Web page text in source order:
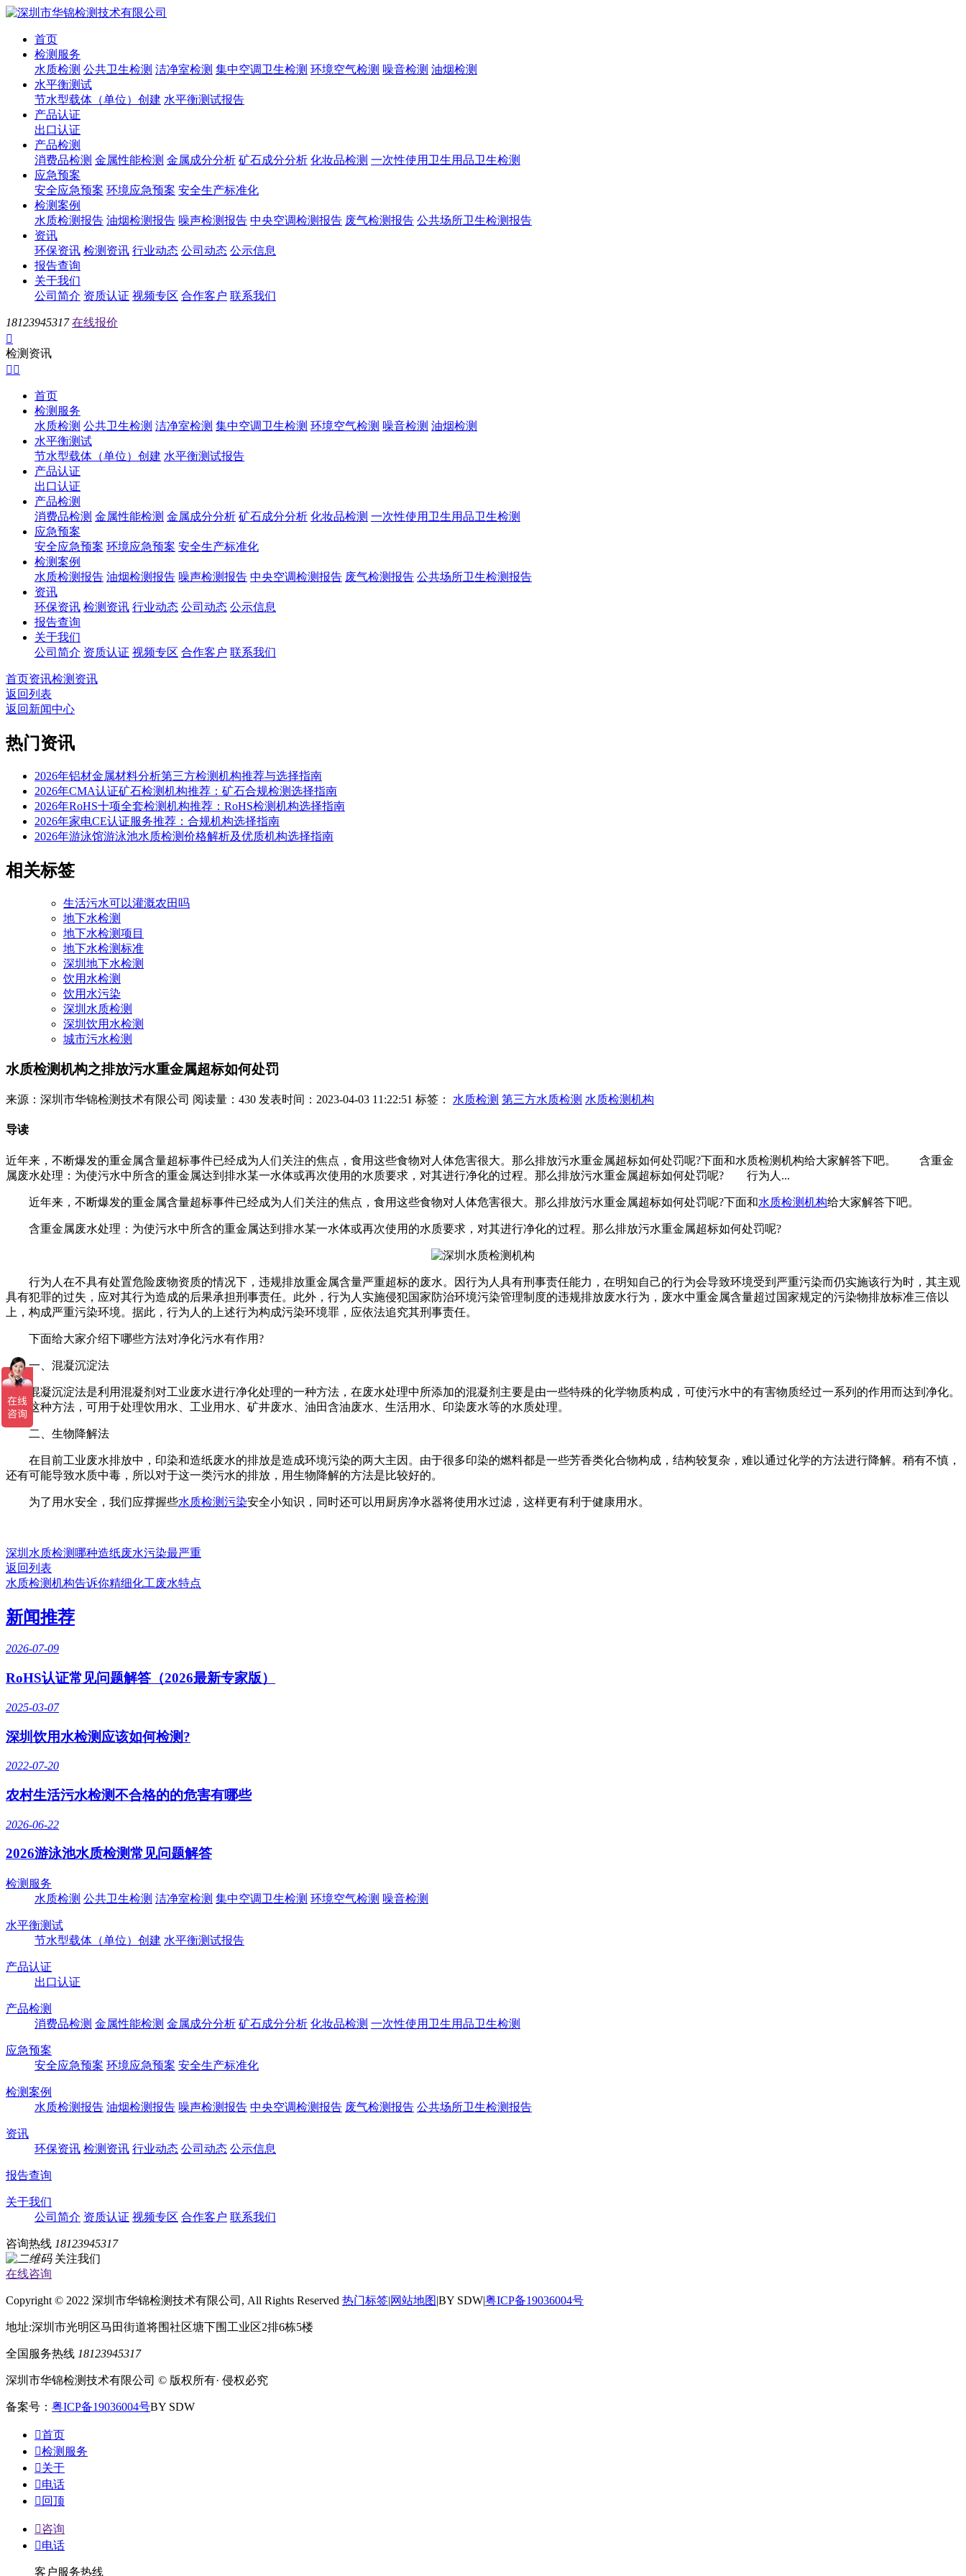
首页
检测服务
水质检测 公共卫生检测 洁净室检测 集中空调卫生检测 环境空气检测 噪音检测 油烟检测
水平衡测试
节水型载体（单位）创建 水平衡测试报告
产品认证
出口认证
产品检测
消费品检测 金属性能检测 金属成分分析 矿石成分分析 化妆品检测 一次性使用卫生用品卫生检测
应急预案
安全应急预案 环境应急预案 安全生产标准化
检测案例
水质检测报告 油烟检测报告 噪声检测报告 中央空调检测报告 废气检测报告 公共场所卫生检测报告
资讯
环保资讯 检测资讯 行业动态 公司动态 公示信息
报告查询
关于我们
公司简介 资质认证 视频专区 合作客户 联系我们
18123945317 在线报价

检测资讯
 
首页
检测服务
水质检测 公共卫生检测 洁净室检测 集中空调卫生检测 环境空气检测 噪音检测 油烟检测
水平衡测试
节水型载体（单位）创建 水平衡测试报告
产品认证
出口认证
产品检测
消费品检测 金属性能检测 金属成分分析 矿石成分分析 化妆品检测 一次性使用卫生用品卫生检测
应急预案
安全应急预案 环境应急预案 安全生产标准化
检测案例
水质检测报告 油烟检测报告 噪声检测报告 中央空调检测报告 废气检测报告 公共场所卫生检测报告
资讯
环保资讯 检测资讯 行业动态 公司动态 公示信息
报告查询
关于我们
公司简介 资质认证 视频专区 合作客户 联系我们
首页资讯检测资讯
返回列表
返回新闻中心
热门资讯
2026年铝材金属材料分析第三方检测机构推荐与选择指南
2026年CMA认证矿石检测机构推荐：矿石合规检测选择指南
2026年RoHS十项全套检测机构推荐：RoHS检测机构选择指南
2026年家电CE认证服务推荐：合规机构选择指南
2026年游泳馆游泳池水质检测价格解析及优质机构选择指南
相关标签
生活污水可以灌溉农田吗
地下水检测
地下水检测项目
地下水检测标准
深圳地下水检测
饮用水检测
饮用水污染
深圳水质检测
深圳饮用水检测
城市污水检测
水质检测机构之排放污水重金属超标如何处罚
来源：深圳市华锦检测技术有限公司 阅读量：430 发表时间：2023-04-03 11:22:51 标签： 水质检测 第三方水质检测 水质检测机构
导读
近年来，不断爆发的重金属含量超标事件已经成为人们关注的焦点，食用这些食物对人体危害很大。那么排放污水重金属超标如何处罚呢?下面和水质检测机构给大家解答下吧。 含重金
属废水处理：为使污水中所含的重金属达到排水某一水体或再次使用的水质要求，对其进行净化的过程。那么排放污水重金属超标如何处罚呢? 行为人...
近年来，不断爆发的重金属含量超标事件已经成为人们关注的焦点，食用这些食物对人体危害很大。那么排放污水重金属超标如何处罚呢?下面和水质检测机构给大家解答下吧。
含重金属废水处理：为使污水中所含的重金属达到排水某一水体或再次使用的水质要求，对其进行净化的过程。那么排放污水重金属超标如何处罚呢?
行为人在不具有处置危险废物资质的情况下，违规排放重金属含量严重超标的废水。因行为人具有刑事责任能力，在明知自己的行为会导致环境受到严重污染而仍实施该行为时，其主观
具有犯罪的过失，应对其行为造成的后果承担刑事责任。此外，行为人实施侵犯国家防治环境污染管理制度的违规排放废水行为，废水中重金属含量超过国家规定的污染物排放标准三倍以
上，构成严重污染环境。据此，行为人的上述行为构成污染环境罪，应依法追究其刑事责任。
下面给大家介绍下哪些方法对净化污水有作用?
一、混凝沉淀法
混凝沉淀法是利用混凝剂对工业废水进行净化处理的一种方法，在废水处理中所添加的混凝剂主要是由一些特殊的化学物质构成，可使污水中的有害物质经过一系列的作用而达到净化。
通过这种方法，可用于处理饮用水、工业用水、矿井废水、油田含油废水、生活用水、印染废水等的水质处理。
二、生物降解法
在目前工业废水排放中，印染和造纸废水的排放是造成环境污染的两大主因。由于很多印染的燃料都是一些芳香类化合物构成，结构较复杂，难以通过化学的方法进行降解。稍有不慎，
还有可能导致水质中毒，所以对于这一类污水的排放，用生物降解的方法是比较好的。
为了用水安全，我们应撑握些水质检测污染安全小知识，同时还可以用厨房净水器将使用水过滤，这样更有利于健康用水。
深圳水质检测哪种造纸废水污染最严重
返回列表
水质检测机构告诉你精细化工废水特点
新闻推荐
2026-07-09
RoHS认证常见问题解答（2026最新专家版）
2025-03-07
深圳饮用水检测应该如何检测?
2022-07-20
农村生活污水检测不合格的的危害有哪些
2026-06-22
2026游泳池水质检测常见问题解答
检测服务
水质检测 公共卫生检测 洁净室检测 集中空调卫生检测 环境空气检测 噪音检测
水平衡测试
节水型载体（单位）创建 水平衡测试报告
产品认证
出口认证
产品检测
消费品检测 金属性能检测 金属成分分析 矿石成分分析 化妆品检测 一次性使用卫生用品卫生检测
应急预案
安全应急预案 环境应急预案 安全生产标准化
检测案例
水质检测报告 油烟检测报告 噪声检测报告 中央空调检测报告 废气检测报告 公共场所卫生检测报告
资讯
环保资讯 检测资讯 行业动态 公司动态 公示信息
报告查询
关于我们
公司简介 资质认证 视频专区 合作客户 联系我们
咨询热线 18123945317
关注我们
在线咨询
Copyright © 2022 深圳市华锦检测技术有限公司, All Rights Reserved 热门标签|网站地图|BY SDW|粤ICP备19036004号
地址:深圳市光明区马田街道将围社区塘下围工业区2排6栋5楼
全国服务热线 18123945317
深圳市华锦检测技术有限公司 © 版权所有· 侵权必究
备案号： 粤ICP备19036004号BY SDW
首页
检测服务
关于
电话
 回顶
咨询
电话
客户服务热线